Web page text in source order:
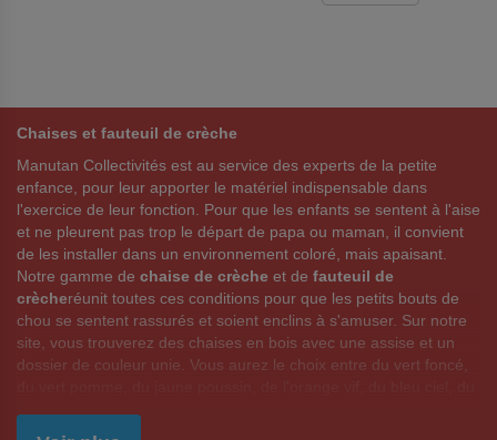
Chaises et fauteuil de crèche
Manutan Collectivités est au service des experts de la petite
enfance, pour leur apporter le matériel indispensable dans
l'exercice de leur fonction. Pour que les enfants se sentent à l'aise
et ne pleurent pas trop le départ de papa ou maman, il convient
de les installer dans un environnement coloré, mais apaisant.
Notre gamme de chaise de crèche et de fauteuil de
crècheréunit toutes ces conditions pour que les petits bouts de
chou se sentent rassurés et soient enclins à s'amuser. Sur notre
site, vous trouverez des chaises en bois avec une assise et un
dossier de couleur unie. Vous aurez le choix entre du vert foncé,